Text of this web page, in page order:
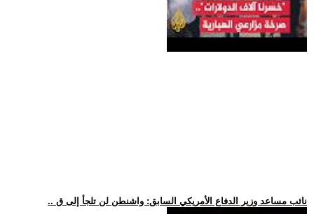
.. نائب مساعد وزير الدفاع الأمريكي السابق: واشنطن لن تلجأ إلى ق